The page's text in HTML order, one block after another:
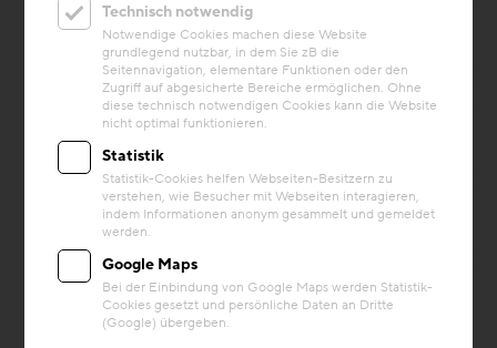
Volksschule Anif
Bei der Volksschule Anif wurden 1.067
Kubikmeter Recyclingbeton verwendet, was
etwa 32 Prozent des gesamten Ortbetons
ausmacht. Der Recyclinganteil de...
Baustoffe/Material
Technisch notwendig
Notwendige Cookies machen diese Website
grundlegend nutzbar, in dem Sie zB die
Seitennavigation, elementare Funktionen oder den
Zugriff auf abgesicherte Bereiche ermöglichen. Ohne
diese technisch notwendigen Cookies kann die Website
nicht optimal funktionieren.
Statistik
Statistik-Cookies helfen Webseiten-Besitzern zu
verstehen, wie Besucher mit Webseiten interagieren,
indem Informationen anonym gesammelt und gemeldet
werden.
Google Maps
Bei der Einbindung von Google Maps werden Statistik-
Cookies gesetzt und persönliche Daten an Dritte
(Google) übergeben.